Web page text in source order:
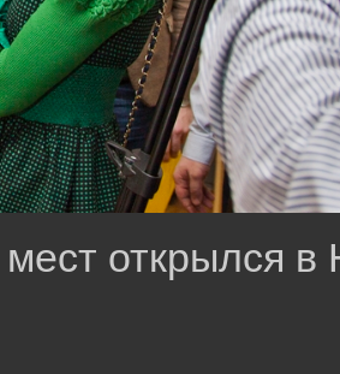
открылся в